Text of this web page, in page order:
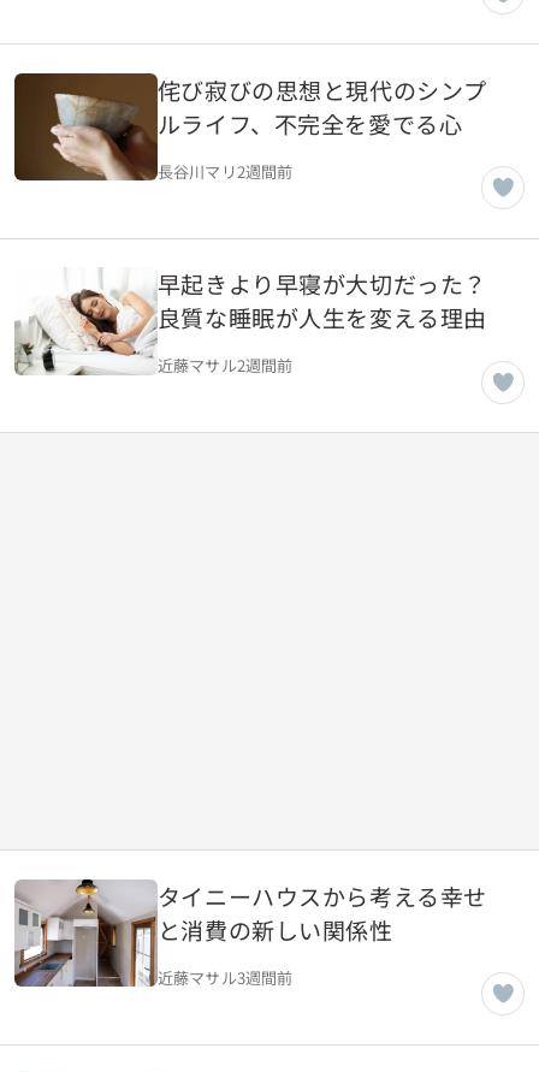
侘び寂びの思想と現代のシンプ
ルライフ、不完全を愛でる心
長谷川マリ2週間前
早起きより早寝が大切だった？
良質な睡眠が人生を変える理由
近藤マサル2週間前
タイニーハウスから考える幸せ
と消費の新しい関係性
近藤マサル3週間前